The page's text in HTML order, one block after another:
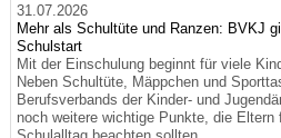
31.07.2026
Mehr als Schultüte und Ranzen: BVKJ
Schulstart
Mit der Einschulung beginnt für viele
Neben Schultüte, Mäppchen und
Berufsverbands der Kinder- und
noch weitere wichtige Punkte, die